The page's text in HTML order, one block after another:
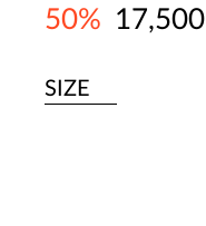
50% 17,500
SIZE